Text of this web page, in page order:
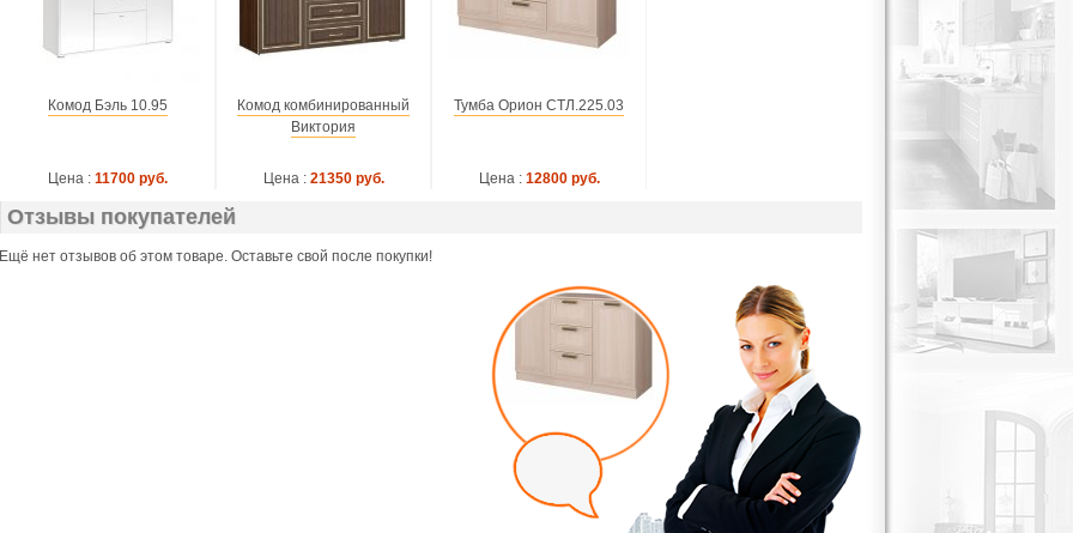
Комод Бэль 10.95
Цена : 11700 руб.
Комод комбинированный
Виктория
Цена : 21350 руб.
Тумба Орион СТЛ.225.03
Цена : 12800 руб.
Отзывы покупателей
Ещё нет отзывов об этом товаре. Оставьте свой после покупки!